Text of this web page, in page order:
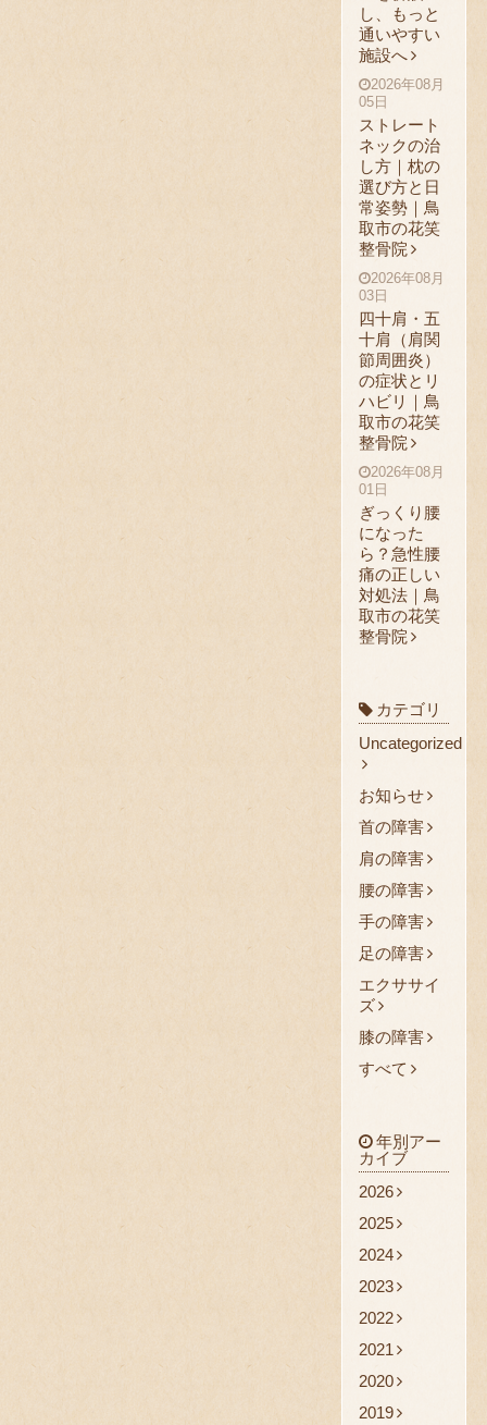
し、もっと
通いやすい
施設へ
2026年08月
05日
ストレート
ネックの治
し方｜枕の
選び方と日
常姿勢｜鳥
取市の花笑
整骨院
2026年08月
03日
四十肩・五
十肩（肩関
節周囲炎）
の症状とリ
ハビリ｜鳥
取市の花笑
整骨院
2026年08月
01日
ぎっくり腰
になった
ら？急性腰
痛の正しい
対処法｜鳥
取市の花笑
整骨院
カテゴリ
Uncategorized
お知らせ
首の障害
肩の障害
腰の障害
手の障害
足の障害
エクササイ
ズ
膝の障害
すべて
年別アー
カイブ
2026
2025
2024
2023
2022
2021
2020
2019